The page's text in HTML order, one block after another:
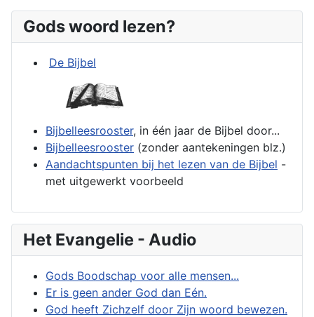
Gods woord lezen?
De Bijbel
Bijbelleesrooster, in één jaar de Bijbel door...
Bijbelleesrooster (zonder aantekeningen blz.)
Aandachtspunten bij het lezen van de Bijbel -
met uitgewerkt voorbeeld
Het Evangelie - Audio
Gods Boodschap voor alle mensen...
Er is geen ander God dan Eén.
God heeft Zichzelf door Zijn woord bewezen.